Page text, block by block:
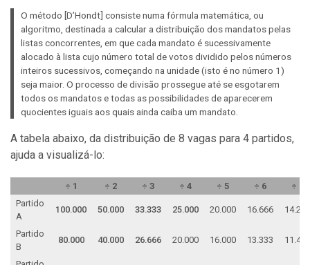
O método [D’Hondt] consiste numa fórmula matemática, ou
algoritmo, destinada a calcular a distribuição dos mandatos pelas
listas concorrentes, em que cada mandato é sucessivamente
alocado à lista cujo número total de votos dividido pelos números
inteiros sucessivos, começando na unidade (isto é no número 1)
seja maior. O processo de divisão prossegue até se esgotarem
todos os mandatos e todas as possibilidades de aparecerem
quocientes iguais aos quais ainda caiba um mandato.
A tabela abaixo, da distribuição de 8 vagas para 4 partidos,
ajuda a visualizá-lo:
÷ 1 ÷ 2 ÷ 3 ÷ 4 ÷ 5 ÷ 6
÷ 7
Partido
A
100.000 50.000 33.333 25.000 20.000 16.666 14.286
Partido
B
80.000 40.000 26.666 20.000 16.000 13.333 11.428